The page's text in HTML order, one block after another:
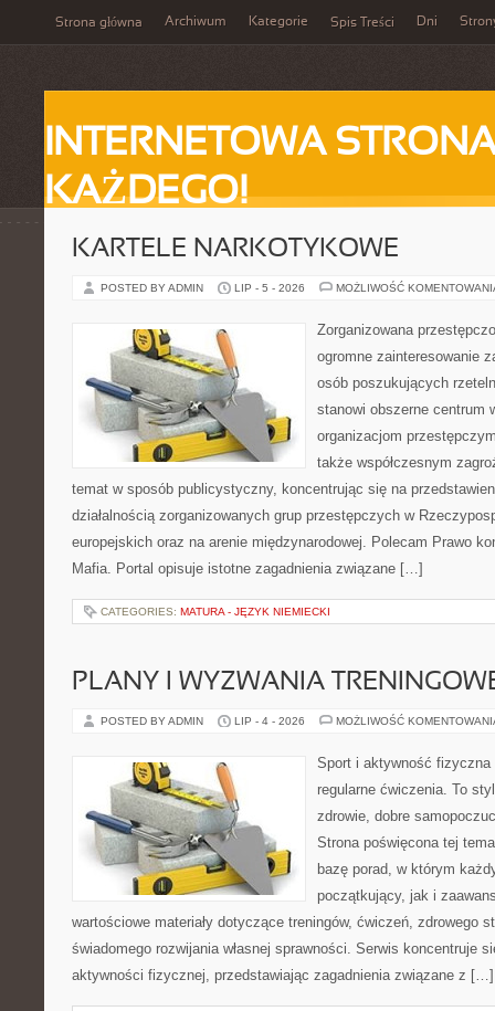
Strona główna Archiwum Kategorie Spis Treści Dni
INTERNETOWA
KAŻDEGO!
KARTELE NARKOTYKOWE
POSTED BY ADMIN LIP - 5 - 2026 MOŻLIWOŚĆ
Zorganizowana
ogromne zainteresowanie
osób poszukujących
stanowi obszerne centrum
organizacjom
także współczesnym
temat w sposób publicystyczny, koncentrując się na
działalnością zorganizowanych grup przestępczych w
europejskich oraz na arenie międzynarodowej. Polecam Prawo
Mafia. Portal opisuje istotne zagadnienia związane […]
CATEGORIES: MATURA - JĘZYK NIEMIECKI
PLANY I WYZWANIA
POSTED BY ADMIN LIP - 4 - 2026 MOŻLIWOŚĆ
Sport i aktywność
regularne ćwiczenia. To
zdrowie, dobre
Strona poświęcona tej
bazę porad, w którym
początkujący, jak i
wartościowe materiały dotyczące treningów, ćwiczeń, zdrowego
świadomego rozwijania własnej sprawności. Serwis koncentruje
aktywności fizycznej, przedstawiając zagadnienia związane z […]